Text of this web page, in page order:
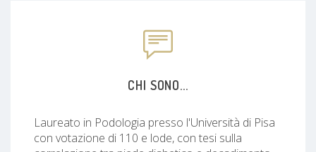
CHI SONO...
Laureato in Podologia presso l'Università di Pisa
con votazione di 110 e lode, con tesi sulla